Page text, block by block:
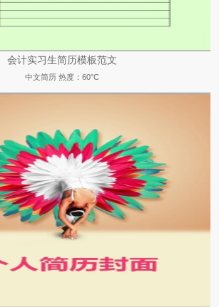
会计实习生简历模板范文
中文简历 热度：60°C